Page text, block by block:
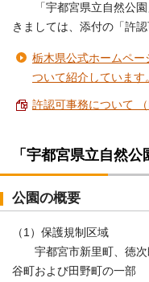
「宇都宮県立自然公園
きましては、添付の「許
栃木県公式ホームペー
ついて紹介しています
許認可事務について （
「宇都宮県立自然
公園の概要
（1）保護規制区域
宇都宮市新里町、徳次
谷町および田野町の一部